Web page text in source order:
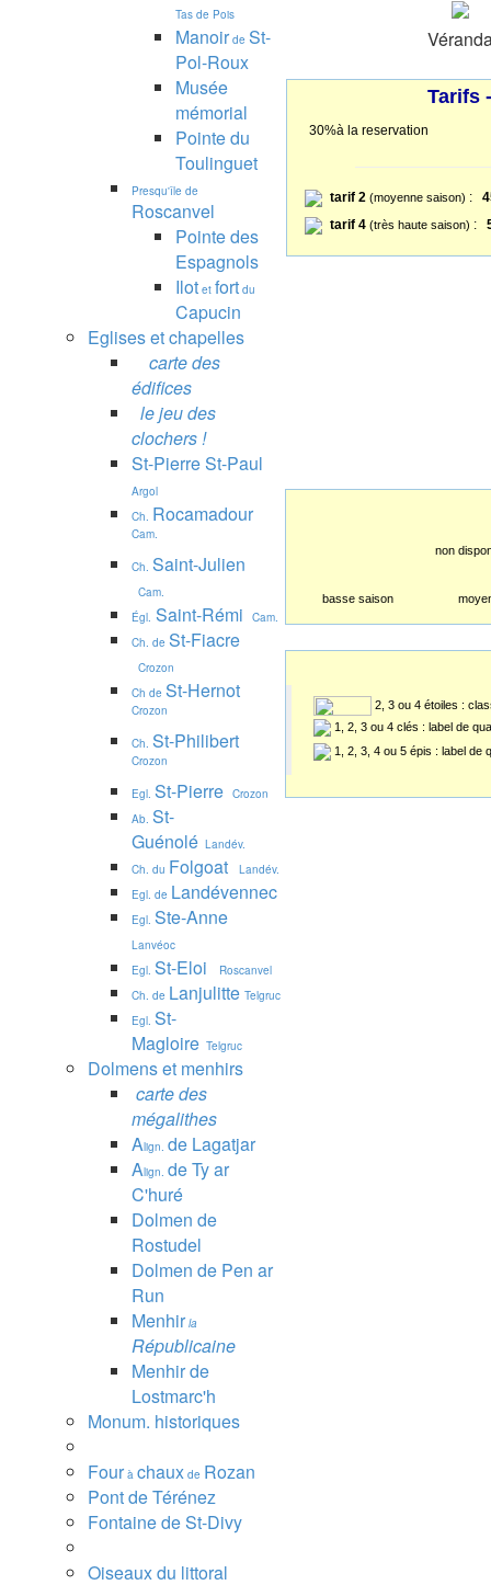
Tas de Pois
Manoir de St-
Pol-Roux
Musée
mémorial
Pointe du
Toulinguet
Presqu'île de
Roscanvel
Pointe des
Espagnols
Ilot et fort du
Capucin
Eglises et chapelles
carte des
édifices
le jeu des
clochers !
St-Pierre St-Paul
Argol
Ch. Rocamadour
Cam.
Ch. Saint-Julien
Cam.
Égl. Saint-Rémi
Cam.
Ch. de St-Fiacre
Crozon
Ch de St-Hernot
Crozon
Ch. St-Philibert
Crozon
Egl. St-Pierre Crozon
Ab. St-
Guénolé Landév.
Ch. du Folgoat
Landév.
Egl. de Landévennec
Egl. Ste-Anne
Lanvéoc
Egl. St-Eloi
Roscanvel
Ch. de Lanjulitte Telgruc
Egl. St-
Magloire Telgruc
Dolmens et menhirs
carte des
mégalithes
Align. de Lagatjar
Align. de Ty ar
C'huré
Dolmen de
Rostudel
Dolmen de Pen ar
Run
Menhir la
Républicaine
Menhir de
Lostmarc'h
Monum. historiques
Four à chaux de Rozan
Pont de Térénez
Fontaine de St-Divy
Oiseaux du littoral
Tarifs
30%à la reservation
tarif 2 (moyenne saison) :
tarif 4 (très haute saison) :
non
basse saison
2, 3 ou 4 étoiles :
1, 2, 3 ou 4 clés : label de
1, 2, 3, 4 ou 5 épis : label de